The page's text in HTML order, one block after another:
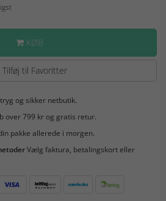
KØB
Tilføj til Favoritter
og sikker netbutik.
over 799 kr og gratis retur.
pakke allerede i morgen.
Vælg faktura, betalingskort eller